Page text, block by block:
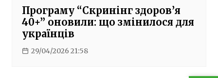
Програму “Скринінг здоров’я
40+” оновили: що змінилося для
українців
29/04/2026 21:58